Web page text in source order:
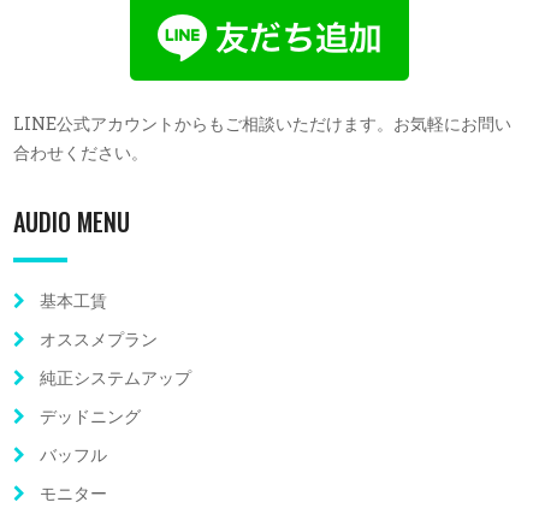
LINE公式アカウントからもご相談いただけます。お気軽にお問い
合わせください。
AUDIO MENU
基本工賃
オススメプラン
純正システムアップ
デッドニング
バッフル
モニター